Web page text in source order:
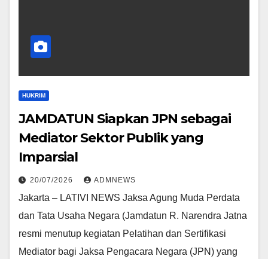
HUKRIM
JAMDATUN Siapkan JPN sebagai
Mediator Sektor Publik yang
Imparsial
20/07/2026 ADMNEWS
Jakarta – LATIVI NEWS Jaksa Agung Muda Perdata
dan Tata Usaha Negara (Jamdatun R. Narendra Jatna
resmi menutup kegiatan Pelatihan dan Sertifikasi
Mediator bagi Jaksa Pengacara Negara (JPN) yang